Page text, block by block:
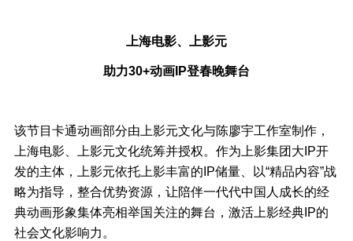
上海电影、上影元
助力30+动画IP登春晚舞台
该节目卡通动画部分由上影元文化与陈廖宇工作室制作，
上海电影、上影元文化统筹并授权。作为上影集团大IP开
发的主体，上影元依托上影丰富的IP储量、以“精品内容”战
略为指导，整合优势资源，让陪伴一代代中国人成长的经
典动画形象集体亮相举国关注的舞台，激活上影经典IP的
社会文化影响力。